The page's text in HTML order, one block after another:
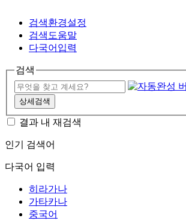
검색환경설정
검색도움말
다국어입력
검색
상세검색
결과 내 재검색
인기 검색어
다국어 입력
히라가나
가타카나
중국어